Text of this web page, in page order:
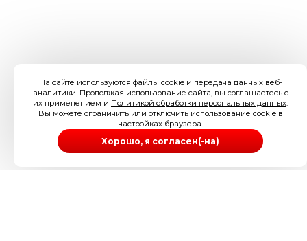
На сайте используются файлы cookie и передача данных веб-
аналитики. Продолжая использование сайта, вы соглашаетесь с
их применением и Политикой обработки персональных данных.
Вы можете ограничить или отключить использование cookie в
настройках браузера.
Хорошо, я согласен(-на)